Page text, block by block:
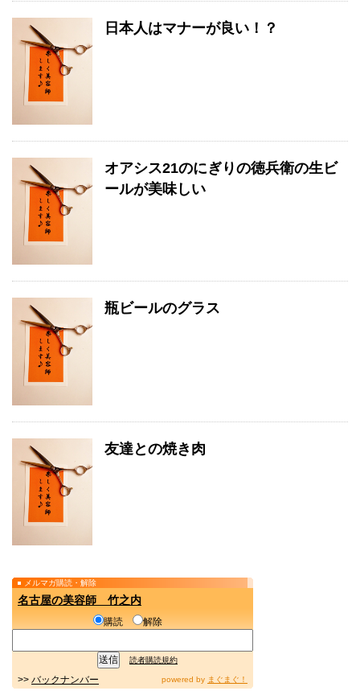
日本人はマナーが良い！？
オアシス21のにぎりの徳兵衛の生ビ
ールが美味しい
瓶ビールのグラス
友達との焼き肉
メルマガ購読・解除
名古屋の美容師 竹之内
購読 解除
読者購読規約
>> バックナンバー powered by まぐまぐ！